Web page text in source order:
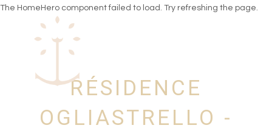
Home
PREZZI
PIANO
The HomeHero component failed to load. Try refreshing the page.
RÉSIDENCE
OGLIASTRELLO -